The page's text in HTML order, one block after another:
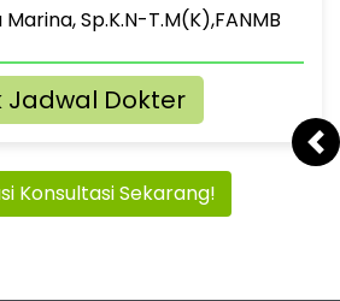
Sp.K.N-T.M(K),FANMB
Jadwal Dokter
Konsultasi Sekarang!